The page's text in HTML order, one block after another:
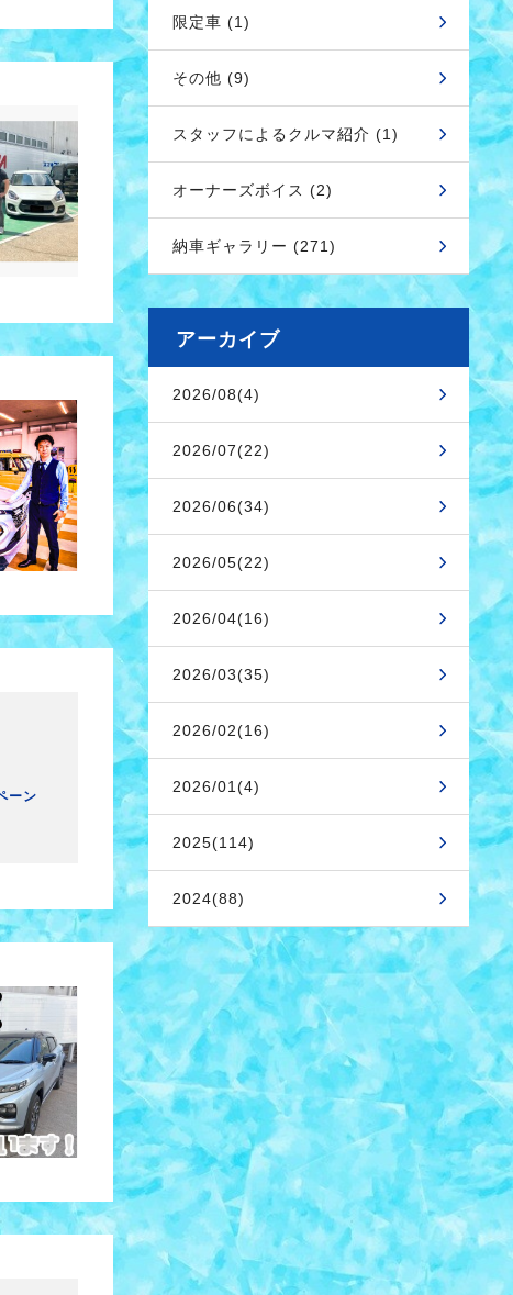
ーン
限定車 (1)
その他 (9)
スタッフによるクルマ紹介 (1)
オーナーズボイス (2)
納車ギャラリー (271)
アーカイブ
2026/08(4)
2026/07(22)
2026/06(34)
2026/05(22)
2026/04(16)
2026/03(35)
2026/02(16)
2026/01(4)
2025(114)
2024(88)